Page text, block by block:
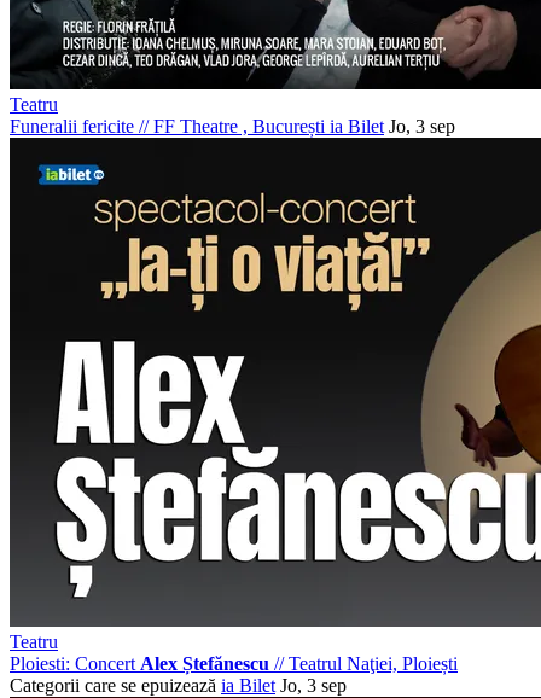
Teatru
Funeralii fericite //FF Theatre , București ia Bilet Jo, 3 sep
Teatru
Ploiesti: Concert Alex Ștefănescu //Teatrul Naţiei, Ploiești
Categorii care se epuizează ia Bilet Jo, 3 sep